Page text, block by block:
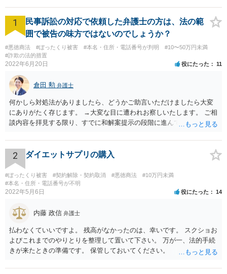
1
民事訴訟の対応で依頼した弁護士の方は、法の範
囲で被告の味方ではないのでしょうか？
#悪徳商法 #ぼったくり被害 #本名・住所・電話番号が判明
#10〜50万円未満
#詐欺の法的措置
2022年6月20日 役にたった 11
倉田 勲 弁護士
何かしら対処法がありましたら、どうかご助言いただけましたら大変
にありがたく存じます。 →大変な目に遭われお察しいたします。 ご相
談内容を拝見する限り、すでに和解案提示の段階に進んでいるとなる
にあたってはそれらの書面や証拠を拝見しないと適切な回答は難しい
ですので、書面などをもってお近くの法律事務所でセカンドオピニオ
ンを受けることをお勧めします。
2 ダイエットサプリの購入
#ぼったくり被害 #契約解除・契約取消 #悪徳商法
#10万円未満
#本名・住所・電話番号が不明
2022年5月6日 役にたった 14
内藤 政信 弁護士
払わなくていいですよ。 残高がなかったのは、幸いです。 スクショお
よびこれまでのやりとりを整理して置いて下さい。 万が一、法的手続
きが来たときの準備です。 保管しておいてください。